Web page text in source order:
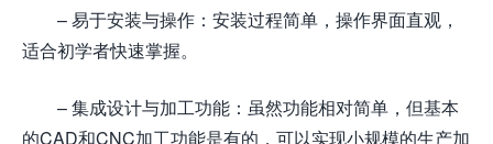
– 易于安装与操作：安装过程简单，操作界面直观，
适合初学者快速掌握。
– 集成设计与加工功能：虽然功能相对简单，但基本
的CAD和CNC加工功能是有的，可以实现小规模的生产加